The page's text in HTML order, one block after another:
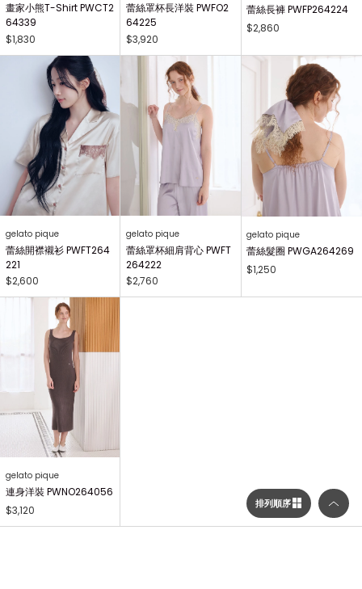
畫家小熊T-Shirt PWCT2
64339
$1,830
蕾絲罩杯長洋裝 PWFO2
64225
$3,920
蕾絲長褲 PWFP264224
$2,860
gelato pique
蕾絲開襟襯衫 PWFT264
221
$2,600
gelato pique
蕾絲罩杯細肩背心 PWFT
264222
$2,760
gelato pique
蕾絲髮圈 PWGA264269
$1,250
gelato pique
連身洋裝 PWNO264056
$3,120
排列順序